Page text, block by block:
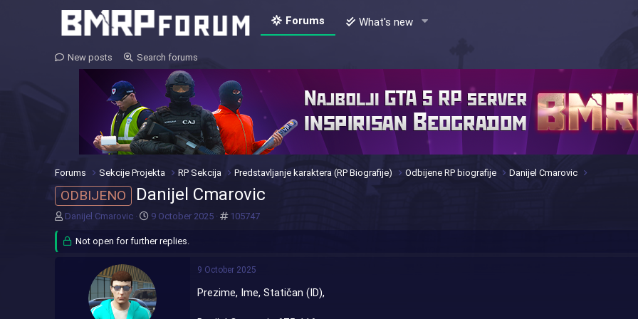
Forums What's new
New posts Search forums
Forums Sekcije Projekta RP Sekcija Predstavljanje karaktera (RP Biografije) Odbijene RP biografije Danijel Cmarovic
ODBIJENO Danijel Cmarovic
T
r
Danijel Cmarovic
S
a
d
a
t
9 October 2025 #105747
Not open for further replies.
9 October 2025
Prezime, Ime, Statičan (ID),